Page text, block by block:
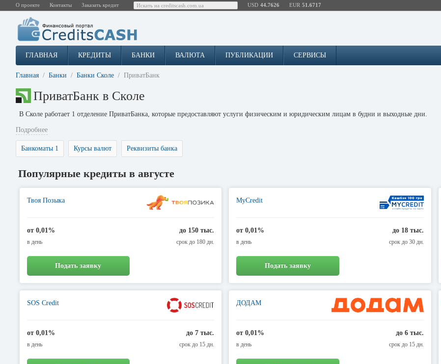
О проекте Контакты Заказать кредит USD 44.7626 EUR 51.6717
ГЛАВНАЯ КРЕДИТЫ БАНКИ ВАЛЮТА ПУБЛИКАЦИИ СЕРВИСЫ
Главная Банки Банки Сколе ПриватБанк
ПриватБанк в Сколе
В Сколе работает 1 отделение ПриватБанка, которые предоставляют услуги физическим и юридическим лицам в будни и выходные дни.
Подробнее
Банкоматы 1 Курсы валют Реквизиты банка
Популярные кредиты в августе
Твоя Позыка
от 0,01%
в день
до 150 тыс.
срок до 180 дн.
Подать заявку
MyCredit
от 0,01%
в день
до 18 тыс.
срок до 30 дн.
Подать заявку
SOS Credit
от 0,01%
в день
до 7 тыс.
срок до 15 дн.
ДОДАМ
от 0,01%
в день
до 6 тыс.
срок до 15 дн.